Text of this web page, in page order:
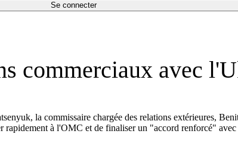
Se connecter
commerciaux avec
la commissaire chargée des relations extérieures,
rapidement à l'OMC et de finaliser un "accord renforcé"